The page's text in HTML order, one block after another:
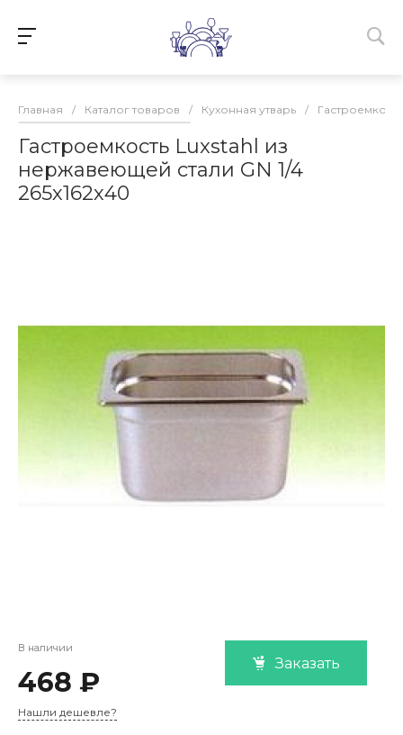
Главная / Каталог товаров / Кухонная утварь /
Гастроемкость Luxstahl из
нержавеющей стали GN 1/4
265х162х40
В наличии
468 ₽
Заказать
Нашли дешевле?